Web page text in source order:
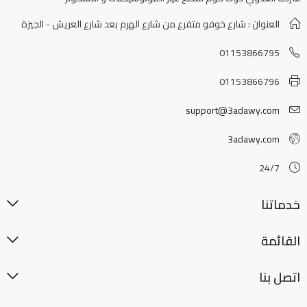
العنوان : شارع خوفو متفرع من شارع الهرم بعد شارع العريش - الجيزة
01153866795
01153866796
support@3adawy.com
3adawy.com
24/7
خدماتنا
القائمة
اتصل بنا